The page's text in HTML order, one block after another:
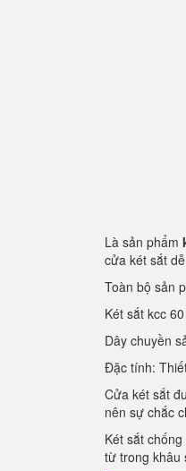
Là sản phẩm
cửa két sắt
Toàn bộ sản
Két sắt kcc
Dây chuyền
Đặc tính:
Cửa két sắt
nên sự chắc
Két sắt
từ trong khâu